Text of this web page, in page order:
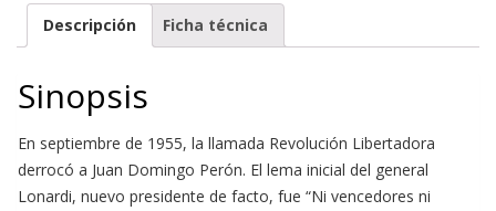
Descripción Ficha técnica
Sinopsis
En septiembre de 1955, la llamada Revolución Libertadora
derrocó a Juan Domingo Perón. El lema inicial del general
Lonardi, nuevo presidente de facto, fue “Ni vencedores ni